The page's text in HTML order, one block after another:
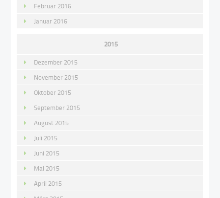
Februar 2016
Januar 2016
2015
Dezember 2015
November 2015
Oktober 2015
September 2015
August 2015
Juli 2015
Juni 2015
Mai 2015
April 2015